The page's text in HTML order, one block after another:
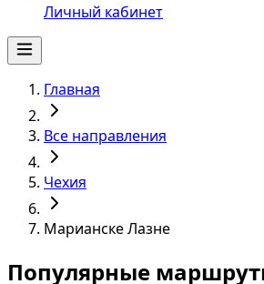
Личный кабинет
Главная
Все направления
Чехия
Марианске Лазне
Популярные